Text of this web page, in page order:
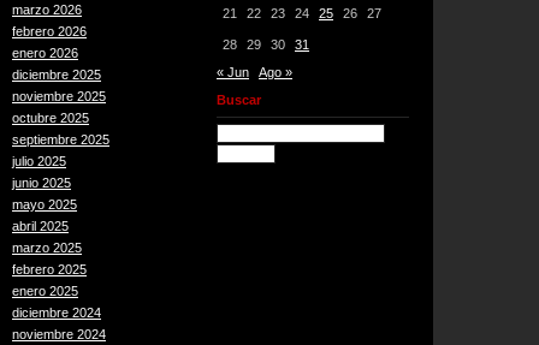
marzo 2026
febrero 2026
enero 2026
diciembre 2025
noviembre 2025
octubre 2025
septiembre 2025
julio 2025
junio 2025
mayo 2025
abril 2025
marzo 2025
febrero 2025
enero 2025
diciembre 2024
noviembre 2024
21 22 23 24 25 26 27
28 29 30
31
« Jun
Ago »
Buscar